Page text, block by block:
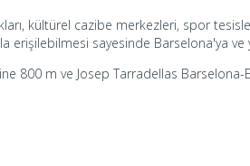
kültürel cazibe merkezleri, spor
erişilebilmesi sayesinde Barselona'ya
800 m ve Josep Tarradellas